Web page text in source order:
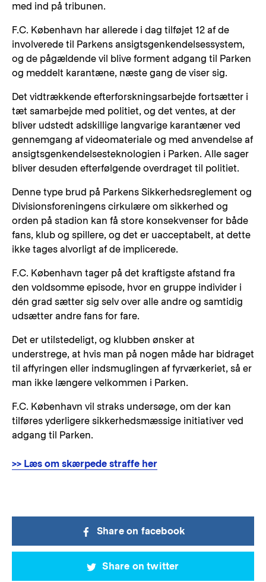
med ind på tribunen.
F.C. København har allerede i dag tilføjet 12 af de
involverede til Parkens ansigtsgenkendelsessystem,
og de pågældende vil blive forment adgang til Parken
og meddelt karantæne, næste gang de viser sig.
Det vidtrækkende efterforskningsarbejde fortsætter i
tæt samarbejde med politiet, og det ventes, at der
bliver udstedt adskillige langvarige karantæner ved
gennemgang af videomateriale og med anvendelse af
ansigtsgenkendelsesteknologien i Parken. Alle sager
bliver desuden efterfølgende overdraget til politiet.
Denne type brud på Parkens Sikkerhedsreglement og
Divisionsforeningens cirkulære om sikkerhed og
orden på stadion kan få store konsekvenser for både
fans, klub og spillere, og det er uacceptabelt, at dette
ikke tages alvorligt af de implicerede.
F.C. København tager på det kraftigste afstand fra
den voldsomme episode, hvor en gruppe individer i
dén grad sætter sig selv over alle andre og samtidig
udsætter andre fans for fare.
Det er utilstedeligt, og klubben ønsker at
understrege, at hvis man på nogen måde har bidraget
til affyringen eller indsmuglingen af fyrværkeriet, så er
man ikke længere velkommen i Parken.
F.C. København vil straks undersøge, om der kan
tilføres yderligere sikkerhedsmæssige initiativer ved
adgang til Parken.
>> Læs om skærpede straffe her
Share on facebook
Share on twitter